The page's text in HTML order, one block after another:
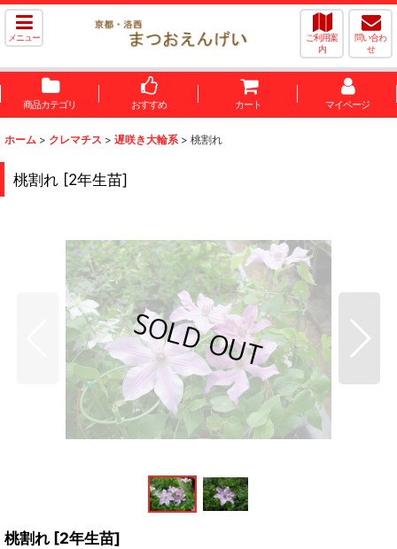
メニュー
ご利用案
内
問い合わ
せ
商品カテゴリ おすすめ カート マイページ
ホーム > クレマチス > 遅咲き大輪系 > 桃割れ
桃割れ [2年生苗]
桃割れ [2年生苗]